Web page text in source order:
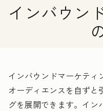
インバウン
インバウンドマーケティ
オーディエンスを自ずと
グを展開できます。イン